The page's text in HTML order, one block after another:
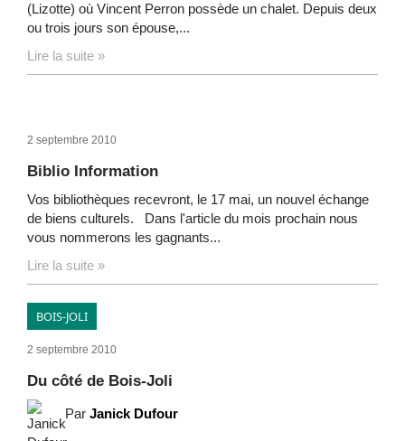
(Lizotte) où Vincent Perron possède un chalet. Depuis deux
ou trois jours son épouse,...
Lire la suite »
2 septembre 2010
Biblio Information
Vos bibliothèques recevront, le 17 mai, un nouvel échange
de biens culturels. Dans l'article du mois prochain nous
vous nommerons les gagnants...
Lire la suite »
BOIS-JOLI
2 septembre 2010
Du côté de Bois-Joli
Par Janick Dufour